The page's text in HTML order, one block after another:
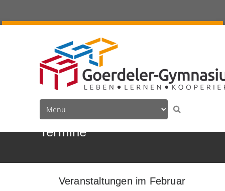
Termine
Veranstaltungen im Februar